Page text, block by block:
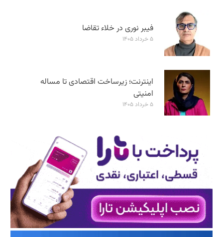
فیبر نوری در خلاء تقاضا
۵ خرداد ۱۴۰۵
اینترنت؛ زیرساخت اقتصادی تا مساله
امنیتی
۵ خرداد ۱۴۰۵